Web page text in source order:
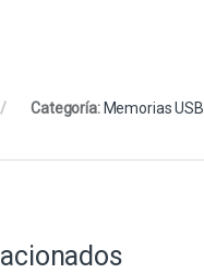
Categoría: Memorias USB